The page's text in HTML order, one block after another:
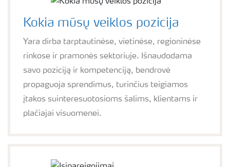
Kokia mūsų veiklos pozicija
Yara dirba tarptautinėse, vietinėse, regioninėse
rinkose ir pramonės sektoriuje. Išnaudodama
savo poziciją ir kompetenciją, bendrovė
propaguoja sprendimus, turinčius teigiamos
įtakos suinteresuotosioms šalims, klientams ir
plačiajai visuomenei.